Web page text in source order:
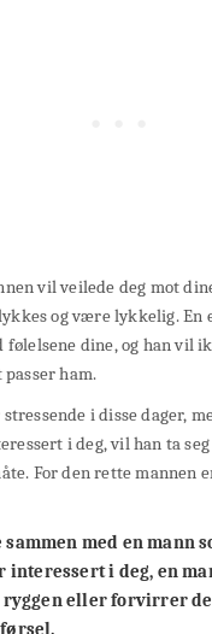
vil veilede deg mot
og være lykkelig. En
følelsene dine, og han vil
ham.
i disse dager,
i deg, vil han ta
For den rette mannen
med en mann
interessert i deg, en
eller forvirrer